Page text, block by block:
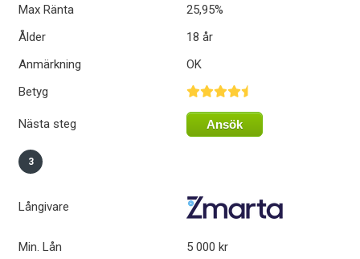
Max Ränta
25,95%
Ålder
18 år
Anmärkning
OK
Betyg
Nästa steg Ansök
3
Långivare
Min. Lån
5 000 kr